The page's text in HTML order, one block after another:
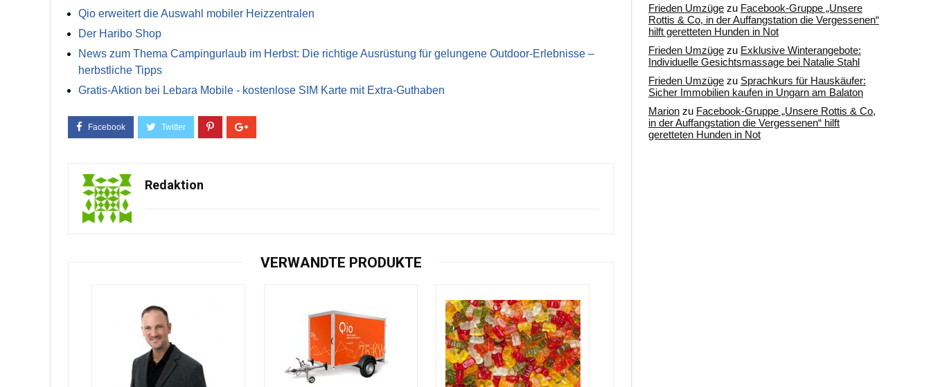
Qio erweitert die Auswahl mobiler Heizzentralen
Der Haribo Shop
News zum Thema Campingurlaub im Herbst: Die richtige Ausrüstung für gelungene Outdoor-Erlebnisse –
herbstliche Tipps
Gratis-Aktion bei Lebara Mobile - kostenlose SIM Karte mit Extra-Guthaben
Redaktion
VERWANDTE PRODUKTE
Frieden Umzüge zu Facebook-Gruppe „Unsere
Rottis & Co, in der Auffangstation die Vergessenen“
hilft geretteten Hunden in Not
Frieden Umzüge zu Exklusive Winterangebote:
Individuelle Gesichtsmassage bei Natalie Stahl
Frieden Umzüge zu Sprachkurs für Hauskäufer:
Sicher Immobilien kaufen in Ungarn am Balaton
Marion zu Facebook-Gruppe „Unsere Rottis & Co,
in der Auffangstation die Vergessenen“ hilft
geretteten Hunden in Not